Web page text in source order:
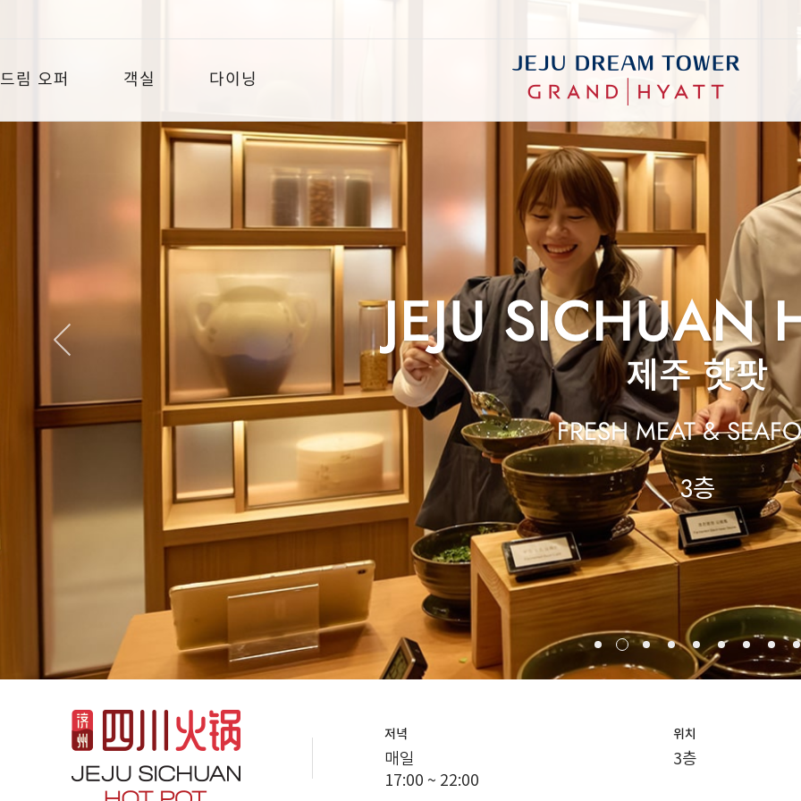
드림 오퍼 객실
객실 개요
스위트
다이닝
다이닝 개요
중식 일식 한식 양식
JEJU SICHUAN
제주 핫팟
FRESH MEAT &
3층
소개 갤러리
저녁
매일
17:00 ~ 22:00
위치
3층